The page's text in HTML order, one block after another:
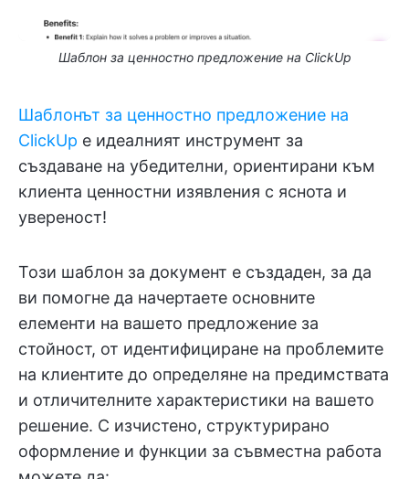
Шаблон за ценностно предложение на ClickUp
Шаблонът за ценностно предложение на
ClickUp е идеалният инструмент за
създаване на убедителни, ориентирани към
клиента ценностни изявления с яснота и
увереност!
Този шаблон за документ е създаден, за да
ви помогне да начертаете основните
елементи на вашето предложение за
стойност, от идентифициране на проблемите
на клиентите до определяне на предимствата
и отличителните характеристики на вашето
решение. С изчистено, структурирано
оформление и функции за съвместна работа